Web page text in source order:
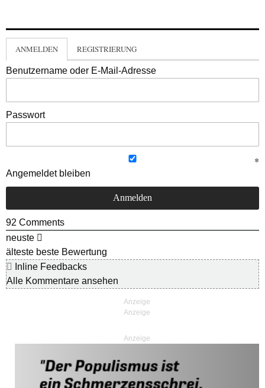
ANMELDEN REGISTRIERUNG
Benutzername oder E-Mail-Adresse
Passwort
Angemeldet bleiben
92 Comments
neuste
älteste beste Bewertung
Inline Feedbacks
Alle Kommentare ansehen
Anzeige